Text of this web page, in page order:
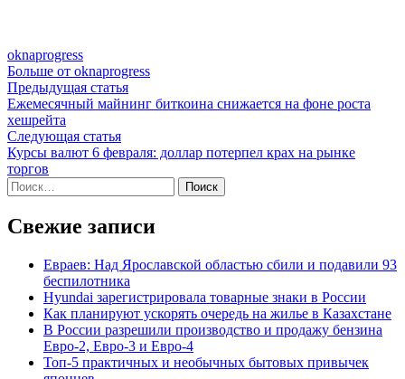
oknaprogress
Больше от oknaprogress
Навигация
по
записям
Предыдущая статьяПредыдущая
статья:
Ежемесячный майнинг биткоина снижается на фоне роста
хешрейта
Следующая статьяСледующая
статья:
Курсы валют 6 февраля: доллар потерпел крах на рынке
торгов
Найти:
Свежие записи
Евраев: Над Ярославской областью сбили и подавили 93
беспилотника
Hyundai зарегистрировала товарные знаки в России
Как планируют ускорять очередь на жилье в Казахстане
В России разрешили производство и продажу бензина
Евро-2, Евро-3 и Евро-4
Топ-5 практичных и необычных бытовых привычек